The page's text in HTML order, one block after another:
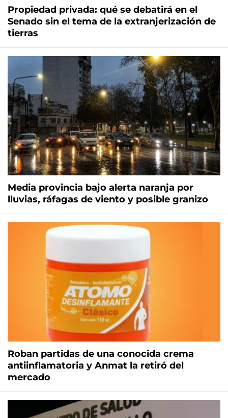
Propiedad privada: qué se debatirá en el
Senado sin el tema de la extranjerización de
tierras
Media provincia bajo alerta naranja por
lluvias, ráfagas de viento y posible granizo
Roban partidas de una conocida crema
antiinflamatoria y Anmat la retiró del
mercado